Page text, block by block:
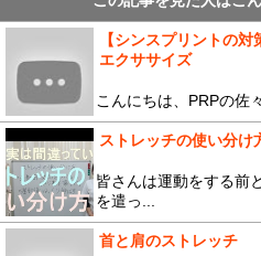
【シンスプリントの
エクササイズ
こんにちは、PRPの佐
ストレッチの使い分け
皆さんは運動をする前
を遣っ...
首と肩のストレッチ